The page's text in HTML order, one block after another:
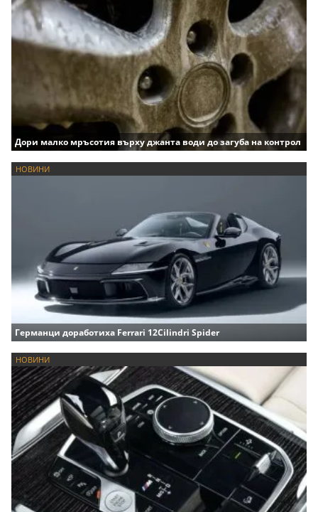
Дори малко мръсотия върху джанта води до загуба на контрол
НОВИНИ
Германци доработиха Ferrari 12Cilindri Spider
НОВИНИ